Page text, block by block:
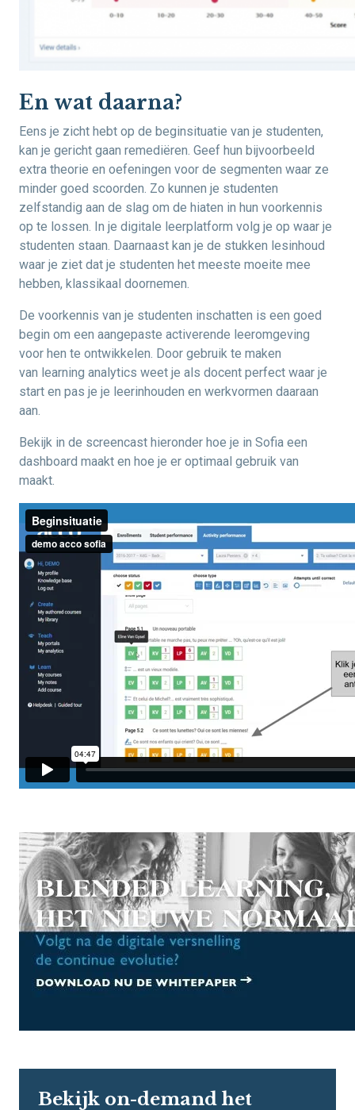
En wat daarna?
Eens je zicht hebt op de beginsituatie van je studenten,
kan je gericht gaan remediëren. Geef hun bijvoorbeeld
extra theorie en oefeningen voor de segmenten waar ze
minder goed scoorden. Zo kunnen je studenten
zelfstandig aan de slag om de hiaten in hun voorkennis
op te lossen. In je digitale leerplatform volg je op waar je
studenten staan. Daarnaast kan je de stukken lesinhoud
waar je ziet dat je studenten het meeste moeite mee
hebben, klassikaal doornemen.
De voorkennis van je studenten inschatten is een goed
begin om een aangepaste activerende leeromgeving
voor hen te ontwikkelen. Door gebruik te maken
van learning analytics weet je als docent perfect waar je
start en pas je je leerinhouden en werkvormen daaraan
aan.
Bekijk in de screencast hieronder hoe je in Sofia een
dashboard maakt en hoe je er optimaal gebruik van
maakt.
Bekijk on-demand het